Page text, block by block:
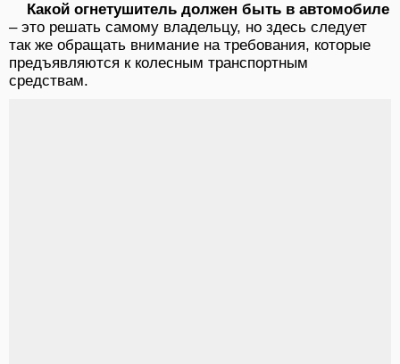
Какой огнетушитель должен быть в автомобиле
– это решать самому владельцу, но здесь следует
так же обращать внимание на требования, которые
предъявляются к колесным транспортным
средствам.